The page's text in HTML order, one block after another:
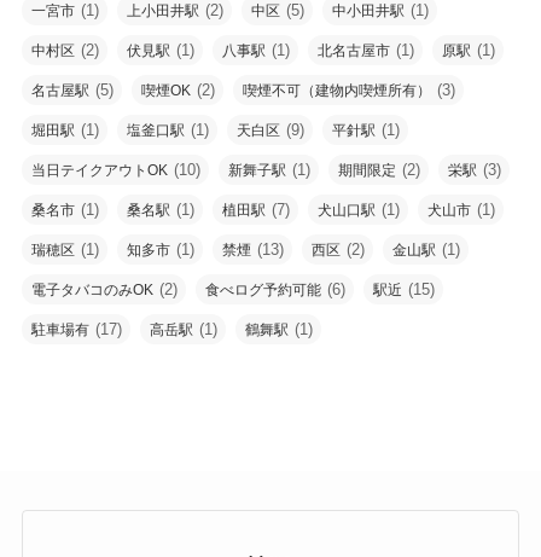
一宮市 (1) 上小田井駅 (2) 中区 (5) 中小田井駅 (1)
中村区 (2) 伏見駅 (1) 八事駅 (1) 北名古屋市 (1) 原駅 (1)
名古屋駅 (5) 喫煙OK (2) 喫煙不可（建物内喫煙所有） (3)
堀田駅 (1) 塩釜口駅 (1) 天白区 (9) 平針駅 (1)
当日テイクアウトOK (10) 新舞子駅 (1) 期間限定 (2) 栄駅 (3)
桑名市 (1) 桑名駅 (1) 植田駅 (7) 犬山口駅 (1) 犬山市 (1)
瑞穂区 (1) 知多市 (1) 禁煙 (13) 西区 (2) 金山駅 (1)
電子タバコのみOK (2) 食べログ予約可能 (6) 駅近 (15)
駐車場有 (17) 高岳駅 (1) 鶴舞駅 (1)